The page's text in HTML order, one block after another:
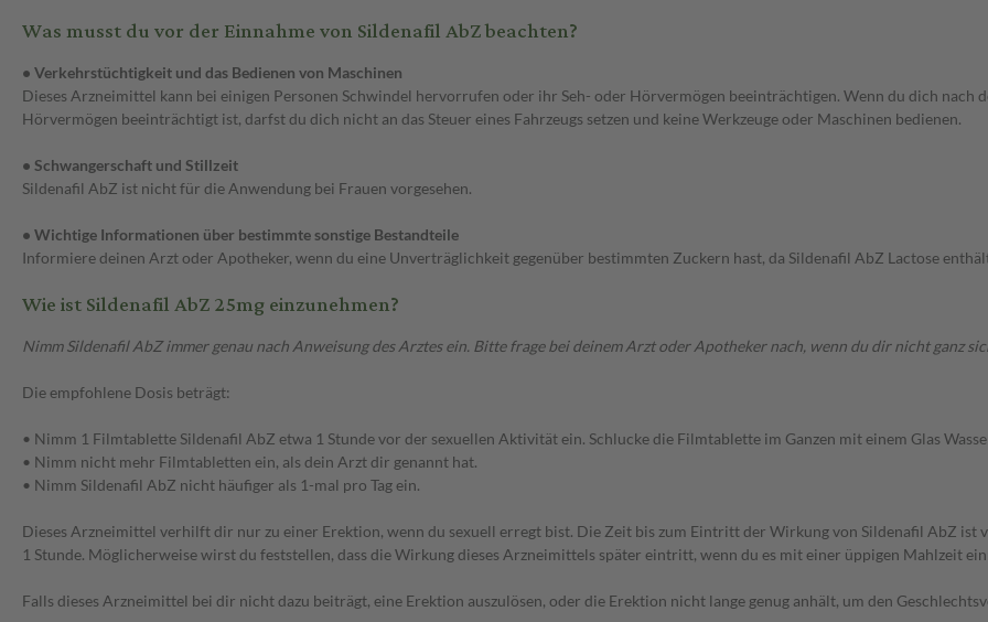
Was musst du vor der Einnahme von Sildenafil AbZ beachten?
• Verkehrstüchtigkeit und das Bedienen von Maschinen
Dieses Arzneimittel kann bei einigen Personen Schwindel hervorrufen oder ihr Seh- oder Hörvermögen beeinträchtigen. Wenn du dich nach
Hörvermögen beeinträchtigt ist, darfst du dich nicht an das Steuer eines Fahrzeugs setzen und keine Werkzeuge oder Maschinen bedienen.
• Schwangerschaft und Stillzeit
Sildenafil AbZ ist nicht für die Anwendung bei Frauen vorgesehen.
• Wichtige Informationen über bestimmte sonstige Bestandteile
Informiere deinen Arzt oder Apotheker, wenn du eine Unverträglichkeit gegenüber bestimmten Zuckern hast, da Sildenafil AbZ Lactose
Wie ist Sildenafil AbZ 25mg einzunehmen?
Nimm Sildenafil AbZ immer genau nach Anweisung des Arztes ein. Bitte frage bei deinem Arzt oder Apotheker nach, wenn du dir nicht ganz
Die empfohlene Dosis beträgt:
• Nimm 1 Filmtablette Sildenafil AbZ etwa 1 Stunde vor der sexuellen Aktivität ein. Schlucke die Filmtablette im Ganzen mit einem Glas
• Nimm nicht mehr Filmtabletten ein, als dein Arzt dir genannt hat.
• Nimm Sildenafil AbZ nicht häufiger als 1-mal pro Tag ein.
Dieses Arzneimittel verhilft dir nur zu einer Erektion, wenn du sexuell erregt bist. Die Zeit bis zum Eintritt der Wirkung von Sildenafil AbZ ist
1 Stunde. Möglicherweise wirst du feststellen, dass die Wirkung dieses Arzneimittels später eintritt, wenn du es mit einer üppigen Mahlzeit
Falls dieses Arzneimittel bei dir nicht dazu beiträgt, eine Erektion auszulösen, oder die Erektion nicht lange genug anhält, um den